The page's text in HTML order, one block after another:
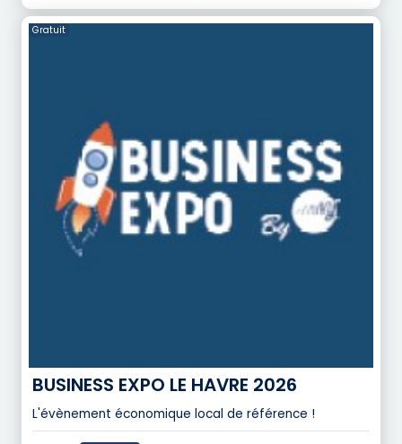
Gratuit
BUSINESS EXPO LE HAVRE 2026
L'évènement économique local de référence !